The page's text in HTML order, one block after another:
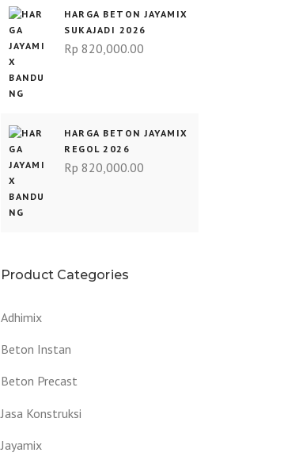
HARGA BETON JAYAMIX
SUKAJADI 2026
Rp 820,000.00
HARGA BETON JAYAMIX
REGOL 2026
Rp 820,000.00
Product Categories
Adhimix
Beton Instan
Beton Precast
Jasa Konstruksi
Jayamix